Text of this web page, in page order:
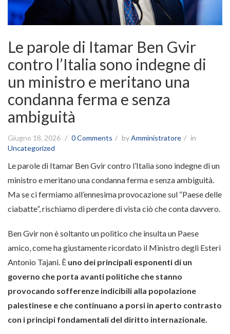
Le parole di Itamar Ben Gvir
contro l’Italia sono indegne di
un ministro e meritano una
condanna ferma e senza
ambiguità
Giugno 18, 2026 0 Comments byAmministratore
in
Uncategorized
Le parole di Itamar Ben Gvir contro l’Italia sono indegne di un
ministro e meritano una condanna ferma e senza ambiguità.
Ma se ci fermiamo all’ennesima provocazione sul “Paese delle
ciabatte”, rischiamo di perdere di vista ciò che conta davvero.
Ben Gvir non è soltanto un politico che insulta un Paese
amico, come ha giustamente ricordato il Ministro degli Esteri
Antonio Tajani. È uno dei principali esponenti di un
governo che porta avanti politiche che stanno
provocando sofferenze indicibili alla popolazione
palestinese e che continuano a porsi in aperto contrasto
con i principi fondamentali del diritto internazionale.